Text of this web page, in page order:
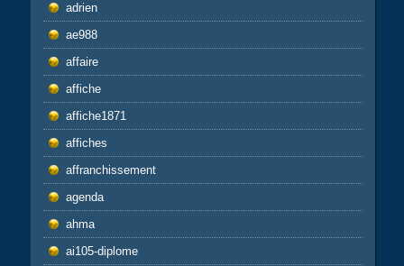
adrien
ae988
affaire
affiche
affiche1871
affiches
affranchissement
agenda
ahma
ai105-diplome